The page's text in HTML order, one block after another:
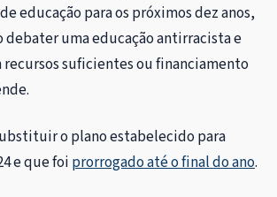
educação para os próximos dez anos,
debater uma educação antirracista e
suficientes ou financiamento
o plano estabelecido para
e que foi prorrogado até o final do ano.